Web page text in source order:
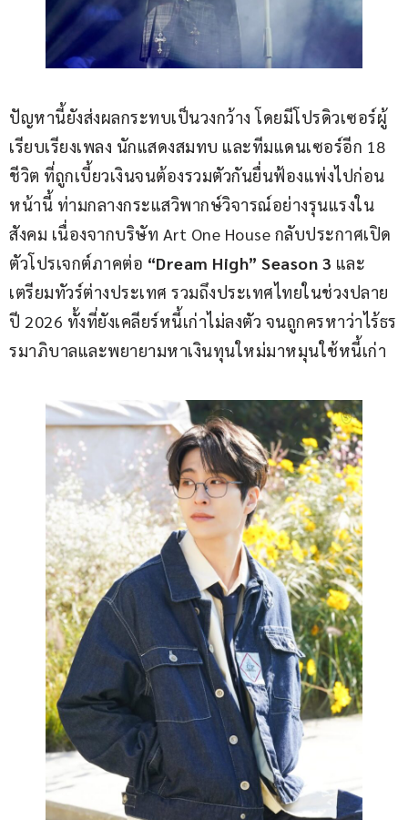
ปัญหานี้ยังส่งผลกระทบเป็นวงกว้าง โดยมีโปรดิวเซอร์ผู้
เรียบเรียงเพลง นักแสดงสมทบ และทีมแดนเซอร์อีก 18
ชีวิต ที่ถูกเบี้ยวเงินจนต้องรวมตัวกันยื่นฟ้องแพ่งไปก่อน
หน้านี้ ท่ามกลางกระแสวิพากษ์วิจารณ์อย่างรุนแรงใน
สังคม เนื่องจากบริษัท Art One House กลับประกาศเปิด
ตัวโปรเจกต์ภาคต่อ “Dream High” Season 3 และ
เตรียมทัวร์ต่างประเทศ รวมถึงประเทศไทยในช่วงปลาย
ปี 2026 ทั้งที่ยังเคลียร์หนี้เก่าไม่ลงตัว จนถูกครหาว่าไร้ธร
รมาภิบาลและพยายามหาเงินทุนใหม่มาหมุนใช้หนี้เก่า